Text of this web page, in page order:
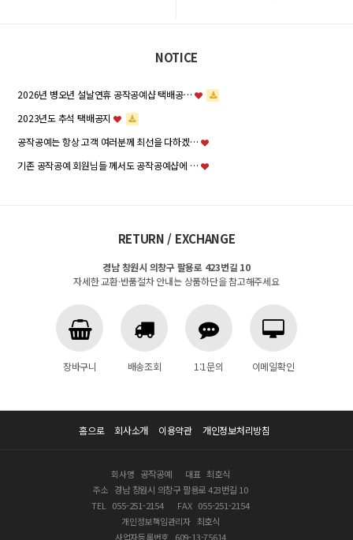
NOTICE
2026년 병오년 설날연휴 공작공예샵 택배공…
2023년도 추석 택배공지
공작공예는 항상 고객 여러분께 최선을 다하겠…
기존 공작공예 회원님들 께서도 공작공예샵에 …
RETURN / EXCHANGE
경남 창원시 의창구 팔용로 423번길 10
자세한 교환·반품절차 안내는 상품하단을 참고해주세요
장바구니 배송조회 1:1문의 이메일확인
홈으로 회사소개 이용약관 개인정보처리방침
회사명 공작공예 대표 최호식
주소 경남 창원시 의창구 팔용로 423번길 10
TEL
055-251-2154 FAX 055-251-2154
개인정보책임관리자 최호식
사업자등록번호 609-13-75614